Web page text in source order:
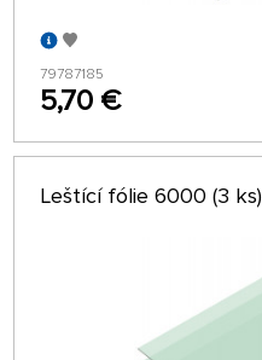
79787185
5,70 €
Leštící fólie 6000 (3 ks)